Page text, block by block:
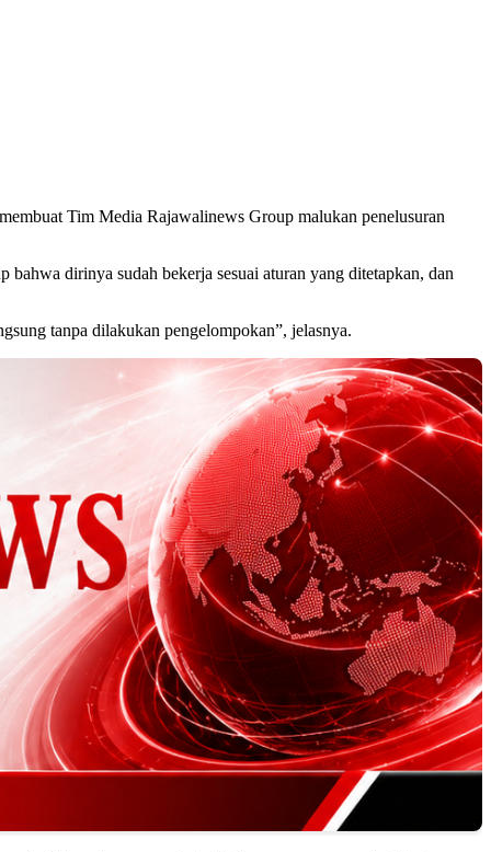
Tim Media Rajawalinews Group malukan penelusuran
dirinya sudah bekerja sesuai aturan yang ditetapkan, dan
tanpa dilakukan pengelompokan”, jelasnya.